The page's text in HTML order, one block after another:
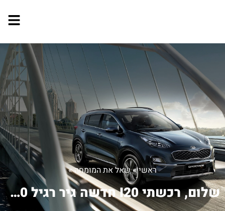
ראשי»שאל את המומחה»
שלום, רכשתי I20 חדשה גיר רגיל 1200. ...